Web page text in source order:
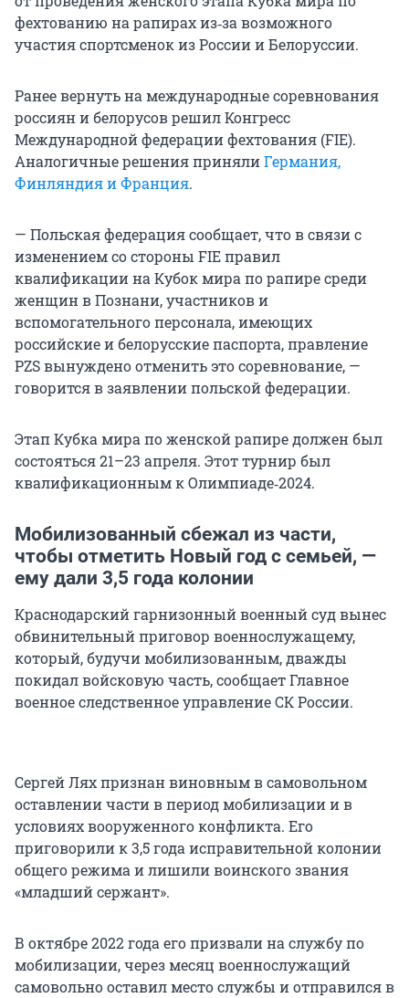
фехтованию на рапирах из‑за возможного
участия спортсменок из России и Белоруссии.
Ранее вернуть на международные соревнования
россиян и белорусов решил Конгресс
Международной федерации фехтования (FIE).
Аналогичные решения принялиГермания,
Финляндия и Франция.
— Польская федерация сообщает, что в связи с
изменением со стороны FIE правил
квалификации на Кубок мира по рапире среди
женщин в Познани, участников и
вспомогательного персонала, имеющих
российские и белорусские паспорта, правление
PZS вынуждено отменить это соревнование, —
говорится в заявлении польской федерации.
Этап Кубка мира по женской рапире должен был
состояться 21–23 апреля. Этот турнир был
квалификационным к Олимпиаде‑2024.
Мобилизованный сбежал из части,
чтобы отметить Новый год с семьей, —
ему дали 3,5 года колонии
Краснодарский гарнизонный военный суд вынес
обвинительный приговор военнослужащему,
который, будучи мобилизованным, дважды
покидал войсковую часть, сообщает Главное
военное следственное управление СК России.
Сергей Лях признан виновным в самовольном
оставлении части в период мобилизации и в
условиях вооруженного конфликта. Его
приговорили к 3,5 года исправительной колонии
общего режима и лишили воинского звания
«младший сержант».
В октябре 2022 года его призвали на службу по
мобилизации, через месяц военнослужащий
самовольно оставил место службы и отправился в